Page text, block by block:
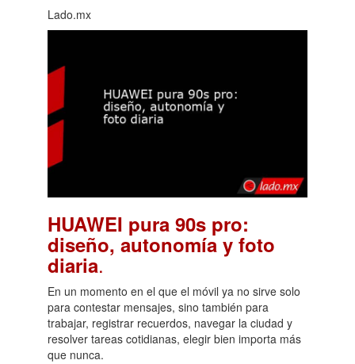
Lado.mx
HUAWEI pura 90s pro:
diseño, autonomía y foto
diaria.
En un momento en el que el móvil ya no sirve solo
para contestar mensajes, sino también para
trabajar, registrar recuerdos, navegar la ciudad y
resolver tareas cotidianas, elegir bien importa más
que nunca.